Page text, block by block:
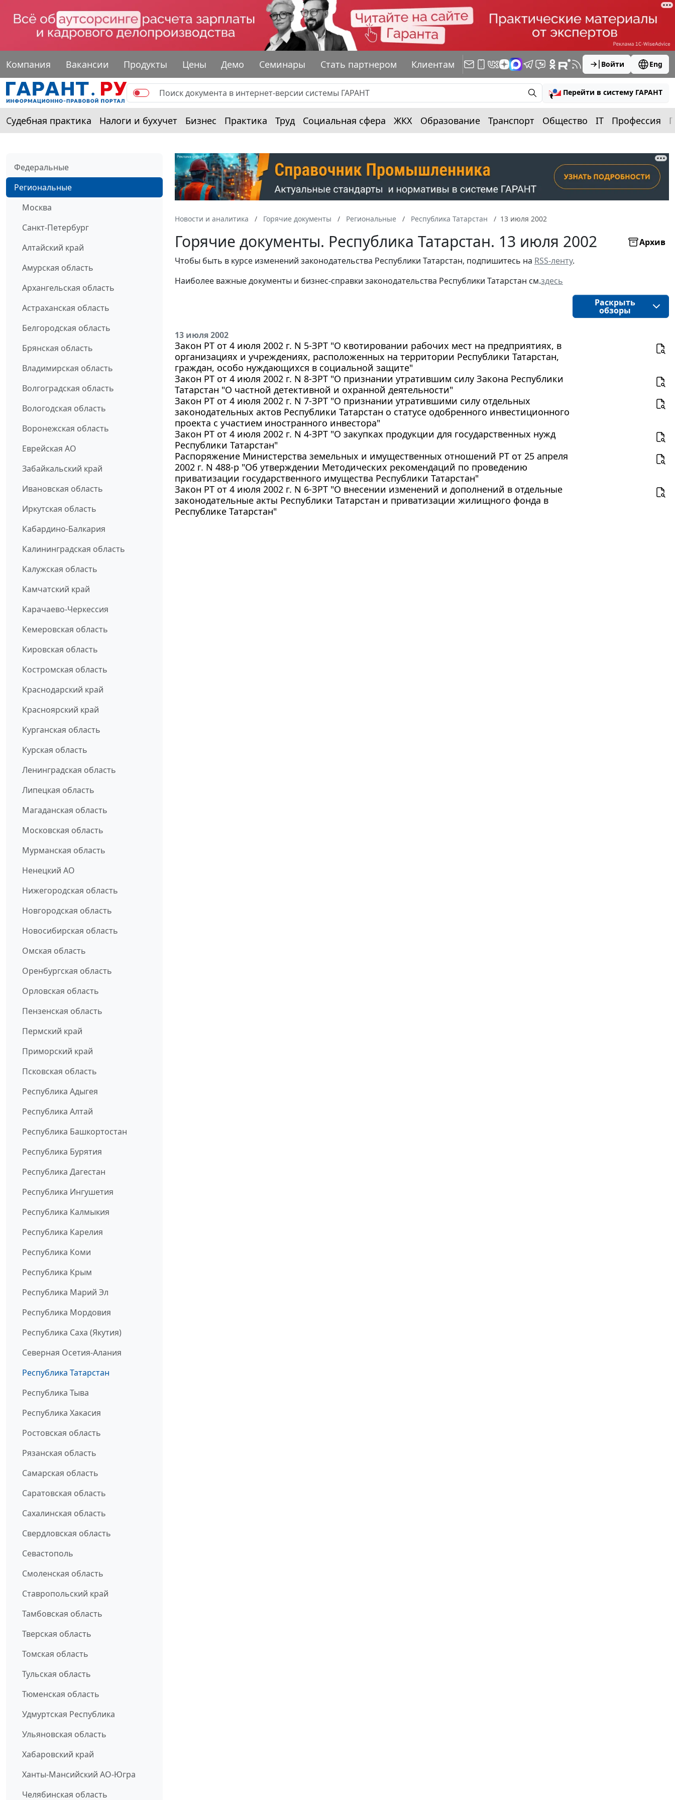
Компания Вакансии Продукты Цены Демо Семинары Стать партнером Клиентам Войти Eng
Перейти в систему ГАРАНТ
Судебная практика Налоги и бухучет Бизнес Практика Труд Социальная сфера ЖКХ Образование Транспорт Общество IT Профессия
Федеральные
Региональные
Москва
Санкт-Петербург
Алтайский край
Амурская область
Архангельская область
Астраханская область
Белгородская область
Брянская область
Владимирская область
Волгоградская область
Вологодская область
Воронежская область
Еврейская АО
Забайкальский край
Ивановская область
Иркутская область
Кабардино-Балкария
Калининградская область
Калужская область
Камчатский край
Карачаево-Черкессия
Кемеровская область
Кировская область
Костромская область
Краснодарский край
Красноярский край
Курганская область
Курская область
Ленинградская область
Липецкая область
Магаданская область
Московская область
Мурманская область
Ненецкий АО
Нижегородская область
Новгородская область
Новосибирская область
Омская область
Оренбургская область
Орловская область
Пензенская область
Пермский край
Приморский край
Псковская область
Республика Адыгея
Республика Алтай
Республика Башкортостан
Республика Бурятия
Республика Дагестан
Республика Ингушетия
Республика Калмыкия
Республика Карелия
Республика Коми
Республика Крым
Республика Марий Эл
Республика Мордовия
Республика Саха (Якутия)
Северная Осетия-Алания
Республика Татарстан
Республика Тыва
Республика Хакасия
Ростовская область
Рязанская область
Самарская область
Саратовская область
Сахалинская область
Свердловская область
Севастополь
Смоленская область
Ставропольский край
Тамбовская область
Тверская область
Томская область
Тульская область
Тюменская область
Удмуртская Республика
Ульяновская область
Хабаровский край
Ханты-Мансийский АО-Югра
Челябинская область
Новости и аналитика Горячие документы Региональные Республика Татарстан 13 июля 2002
Горячие документы. Республика Татарстан. 13 июля 2002
Архив
Чтобы быть в курсе изменений законодательства Республики Татарстан, подпишитесь на RSS-ленту.
Наиболее важные документы и бизнес-справки законодательства Республики Татарстан см.здесь
Раскрыть
обзоры
13 июля 2002
Закон РТ от 4 июля 2002 г. N 5-ЗРТ "О квотировании рабочих мест на предприятиях, в
организациях и учреждениях, расположенных на территории Республики Татарстан,
граждан, особо нуждающихся в социальной защите"
Закон РТ от 4 июля 2002 г. N 8-ЗРТ "О признании утратившим силу Закона Республики
Татарстан "О частной детективной и охранной деятельности"
Закон РТ от 4 июля 2002 г. N 7-ЗРТ "О признании утратившими силу отдельных
законодательных актов Республики Татарстан о статусе одобренного инвестиционного
проекта с участием иностранного инвестора"
Закон РТ от 4 июля 2002 г. N 4-ЗРТ "О закупках продукции для государственных нужд
Республики Татарстан"
Распоряжение Министерства земельных и имущественных отношений РТ от 25 апреля
2002 г. N 488-р "Об утверждении Методических рекомендаций по проведению
приватизации государственного имущества Республики Татарстан"
Закон РТ от 4 июля 2002 г. N 6-ЗРТ "О внесении изменений и дополнений в отдельные
законодательные акты Республики Татарстан и приватизации жилищного фонда в
Республике Татарстан"